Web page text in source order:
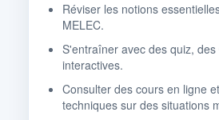
Réviser les notions
MELEC.
S'entraîner avec des quiz,
interactives.
Consulter des cours en ligne
techniques sur des situations